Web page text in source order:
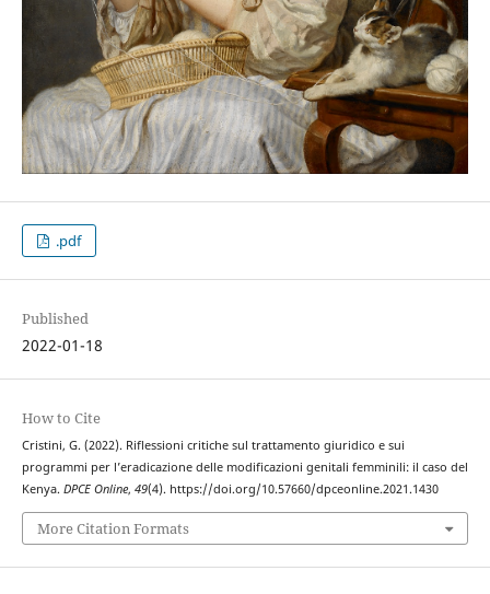
.pdf
Published
2022-01-18
How to Cite
Cristini, G. (2022). Riflessioni critiche sul trattamento giuridico e sui
programmi per l’eradicazione delle modificazioni genitali femminili: il caso del
Kenya. DPCE Online, 49(4). https://doi.org/10.57660/dpceonline.2021.1430
More Citation Formats